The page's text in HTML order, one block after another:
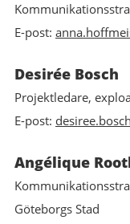
E-post:
Desirée Bosch
Projektledare,
E-post:
Angélique
Göteborgs Stad